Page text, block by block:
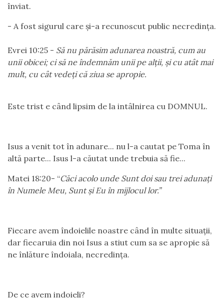
înviat.
- A fost sigurul care şi-a recunoscut public necredinţa.
Evrei 10:25 - Să nu părăsim adunarea noastră, cum au
unii obicei; ci să ne îndemnăm unii pe alţii, şi cu atât mai
mult, cu cât vedeţi că ziua se apropie.
Este trist e când lipsim de la intâlnirea cu DOMNUL.
Isus a venit tot în adunare... nu l-a cautat pe Toma în
altă parte... Isus l-a căutat unde trebuia să fie...
Matei 18:20- “Căci acolo unde Sunt doi sau trei adunaţi
în Numele Meu, Sunt şi Eu în mijlocul lor.”
Fiecare avem îndoielile noastre când în multe situații,
dar fiecaruia din noi Isus a stiut cum sa se apropie să
ne înlăture îndoiala, necredința.
De ce avem indoieli?